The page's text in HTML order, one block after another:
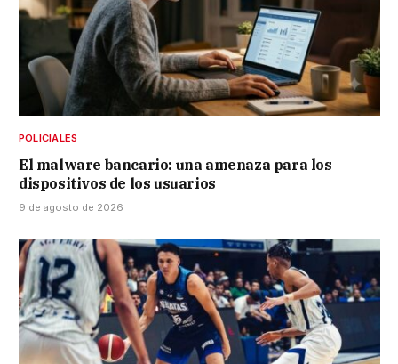
POLICIALES
El malware bancario: una amenaza para los
dispositivos de los usuarios
9 de agosto de 2026